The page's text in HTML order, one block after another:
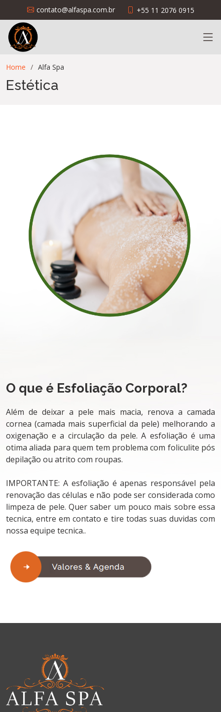
contato@alfaspa.com.br +55 11 2076 0915
Home Alfa Spa
Estética
O que é Esfoliação Corporal?
Além de deixar a pele mais macia, renova a camada
cornea (camada mais superficial da pele) melhorando a
oxigenação e a circulação da pele. A esfoliação é uma
otima aliada para quem tem problema com foliculite pós
depilação ou atrito com roupas.
IMPORTANTE: A esfoliação é apenas responsável pela
renovação das células e não pode ser considerada como
limpeza de pele. Quer saber um pouco mais sobre essa
tecnica, entre em contato e tire todas suas duvidas com
nossa equipe tecnica..